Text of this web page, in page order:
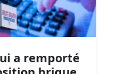
a remporté